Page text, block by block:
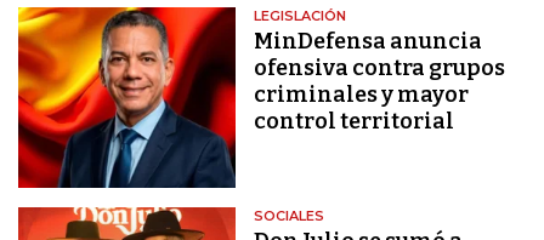
LEGISLACIÓN
MinDefensa anuncia
ofensiva contra grupos
criminales y mayor
control territorial
SOCIALES